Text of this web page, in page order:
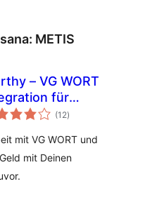
METIS
– VG WORT
für
(12arvosanat
yhteensä
)
mit VG WORT und
mit Deinen